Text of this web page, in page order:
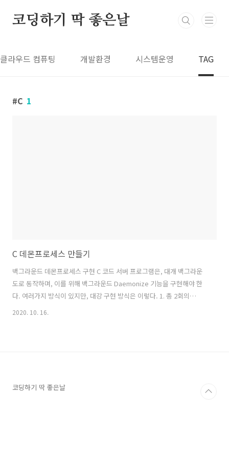
코딩하기 딱 좋은날
클라우드 컴퓨팅 개발환경 시스템운영 TAG
C 1
C 데몬프로세스 만들기
백그라운드 데몬프로세스 구현 C 코드 서버 프로그램은, 대개 백그라운
도로 동작하며, 이를 위해 백그라운드 Daemonize 기능을 구현해야 한
다. 여러가지 방식이 있지만, 대강 구현 방식은 이렇다. 1. 총 2회의
fork()를 수행한다. main 함수가 호출되는 초기에 첫 fork() 수행하여,
2020. 10. 16.
코딩하기 딱 좋은날